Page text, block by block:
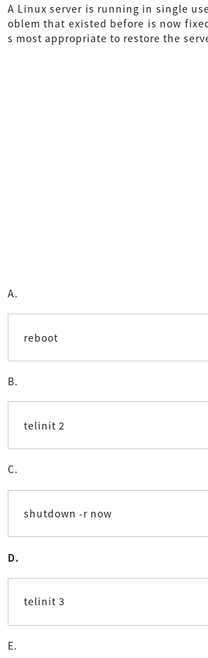
A Linux server is running in single
oblem that existed before is now
s most appropriate to restore the
A.
reboot
B.
telinit 2
C.
shutdown -r now
D.
telinit 3
E.